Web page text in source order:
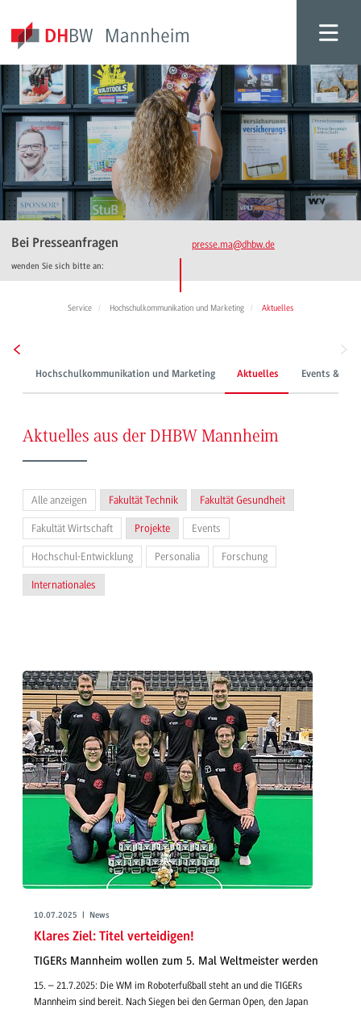
Bei Presseanfragen
wenden Sie sich bitte an:
presse.ma@dhbw.de
Service Hochschulkommunikation und Marketing Aktuelles
Hochschulkommunikation und Marketing Aktuelles Events &
Aktuelles aus der DHBW Mannheim
Alle anzeigen Fakultät Technik Fakultät Gesundheit
Fakultät Wirtschaft Projekte Events
Hochschul-Entwicklung Personalia Forschung
Internationales
10.07.2025 | News
Klares Ziel: Titel verteidigen!
TIGERs Mannheim wollen zum 5. Mal Weltmeister werden
15. – 21.7.2025: Die WM im Roboterfußball steht an und die TIGERs
Mannheim sind bereit. Nach Siegen bei den German Open, den Japan